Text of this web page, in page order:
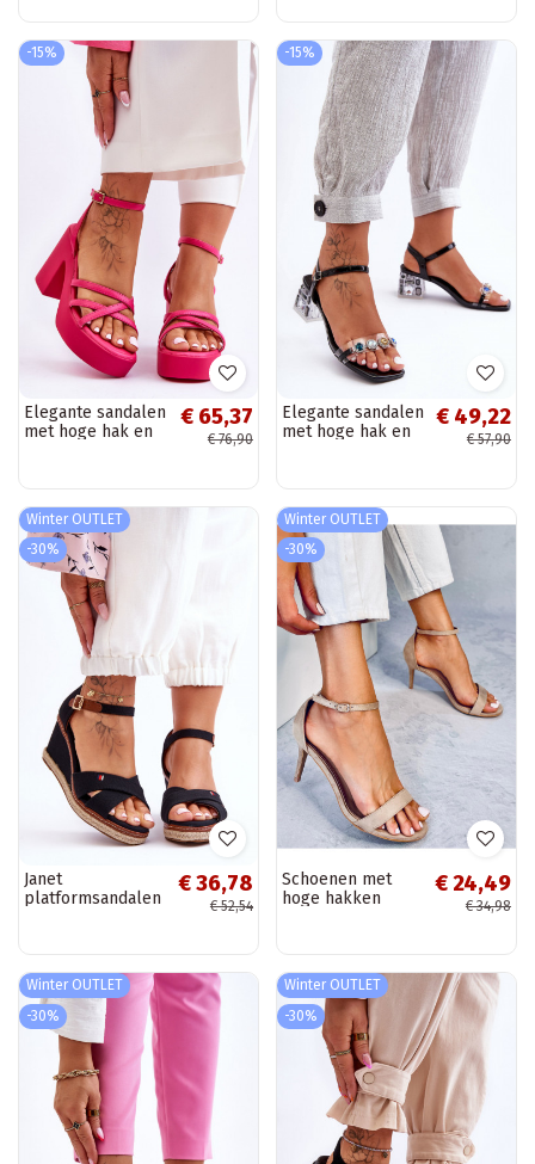
Love
-15%
Elegante sandalen
met hoge hak en
€ 65,37
€ 76,90
-15%
Elegante sandalen
met hoge hak en
01
€ 49,22
€ 57,90
Winter OUTLET
-30%
Janet
platformsandalen
€ 36,78
€ 52,54
Winter OUTLET
-30%
Schoenen met
hoge hakken
€ 24,49
€ 34,98
Winter OUTLET
-30%
Winter OUTLET
-30%